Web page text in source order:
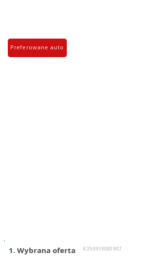
Preferowane auto
1. Wybrana oferta K250919083907